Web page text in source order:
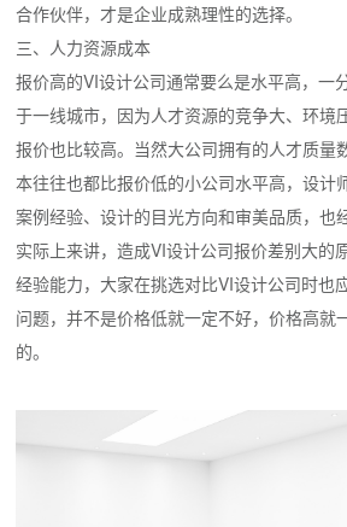
合作伙伴，才是企业成熟理性的选择。
三、人力资源成本
报价高的VI设计公司通常要么是水平高，一
于一线城市，因为人才资源的竞争大、环境
报价也比较高。当然大公司拥有的人才质量
本往往也都比报价低的小公司水平高，设计
案例经验、设计的目光方向和审美品质，也
实际上来讲，造成VI设计公司报价差别大的
经验能力，大家在挑选对比VI设计公司时也
问题，并不是价格低就一定不好，价格高就
的。